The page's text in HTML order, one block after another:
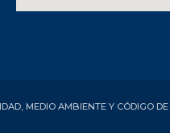
MEDIO AMBIENTE Y CÓDIGO